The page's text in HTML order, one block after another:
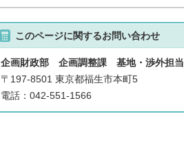
このページに関するお問い合わせ
企画財政部 企画調整課 基地・渉外担当
〒197-8501 東京都福生市本町5
電話：042-551-1566